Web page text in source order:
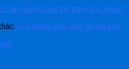
làm canh chua thịt băm dọc mùng
Dọc mùng xào lòng gà bùi béo